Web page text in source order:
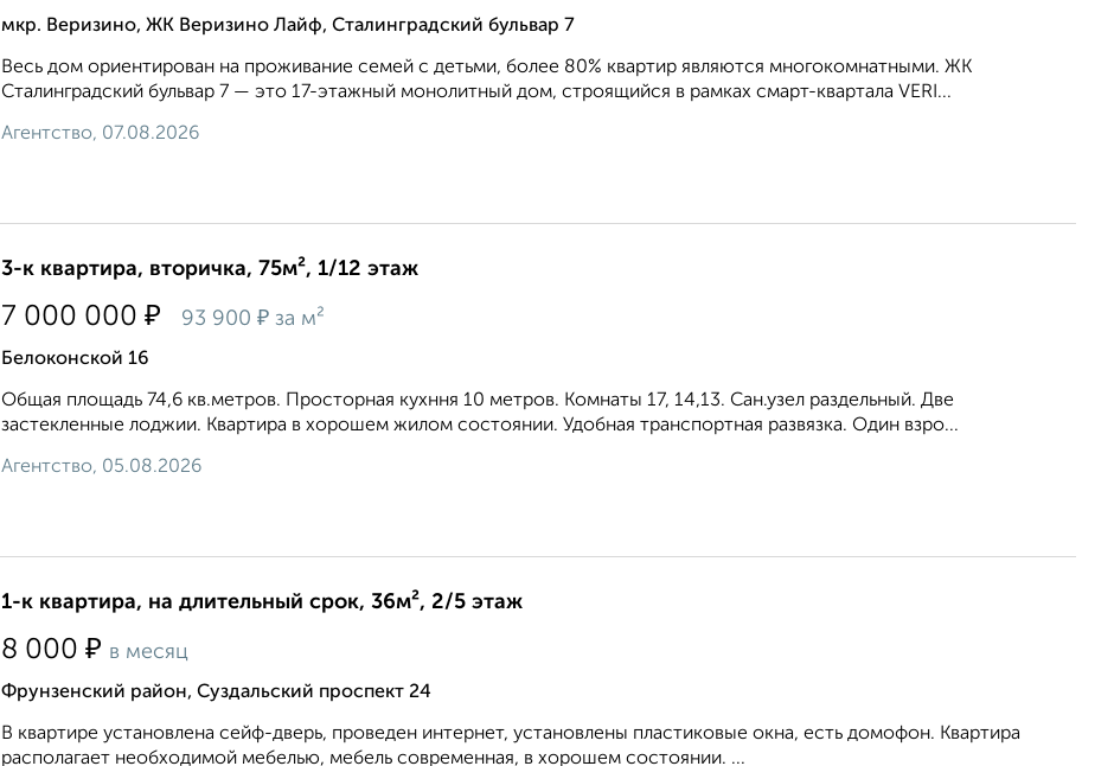
мкр. Веризино, ЖК Веризино Лайф, Сталинградский бульвар 7
Весь дом ориентирован на проживание семей с детьми, более 80% квартир являются многокомнатными. ЖК
Сталинградский бульвар 7 — это 17-этажный монолитный дом, строящийся в рамках смарт-квартала VERI...
Агентство, 07.08.2026
3-к квартира, вторичка, 75м², 1/12 этаж
7 000 000 ₽ 93 900 ₽ за м²
Белоконской 16
Общая площадь 74,6 кв.метров. Просторная кухння 10 метров. Комнаты 17, 14,13. Сан.узел раздельный. Две
застекленные лоджии. Квартира в хорошем жилом состоянии. Удобная транспортная развязка. Один взро...
Агентство, 05.08.2026
1-к квартира, на длительный срок, 36м², 2/5 этаж
8 000 ₽ в месяц
Фрунзенский район, Суздальский проспект 24
В квартире установлена сейф-дверь, проведен интернет, установлены пластиковые окна, есть домофон. Квартира
располагает необходимой мебелью, мебель современная, в хорошем состоянии. ...